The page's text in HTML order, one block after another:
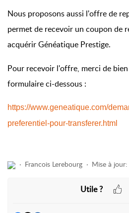
Nous proposons aussi l'offre de
permet de recevoir un coupon de
acquérir Généatique Prestige.
Pour recevoir l'offre, merci de
formulaire ci-dessous :
https://www.geneatique.com/
preferentiel-pour-transferer.html
Francois Lerebourg Mise à jour:
Utile ?